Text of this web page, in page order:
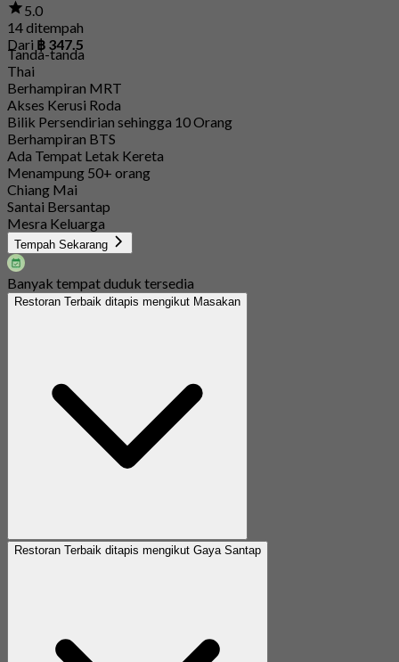
5.0
14 ditempah
Dari ฿ 347.5
Tanda-tanda
Thai
Berhampiran MRT
Akses Kerusi Roda
Bilik Persendirian sehingga 10 Orang
Berhampiran BTS
Ada Tempat Letak Kereta
Menampung 50+ orang
Chiang Mai
Santai Bersantap
Mesra Keluarga
Tempah Sekarang
Banyak tempat duduk tersedia
Restoran Terbaik ditapis mengikut Masakan
Restoran Terbaik ditapis mengikut Gaya Santap